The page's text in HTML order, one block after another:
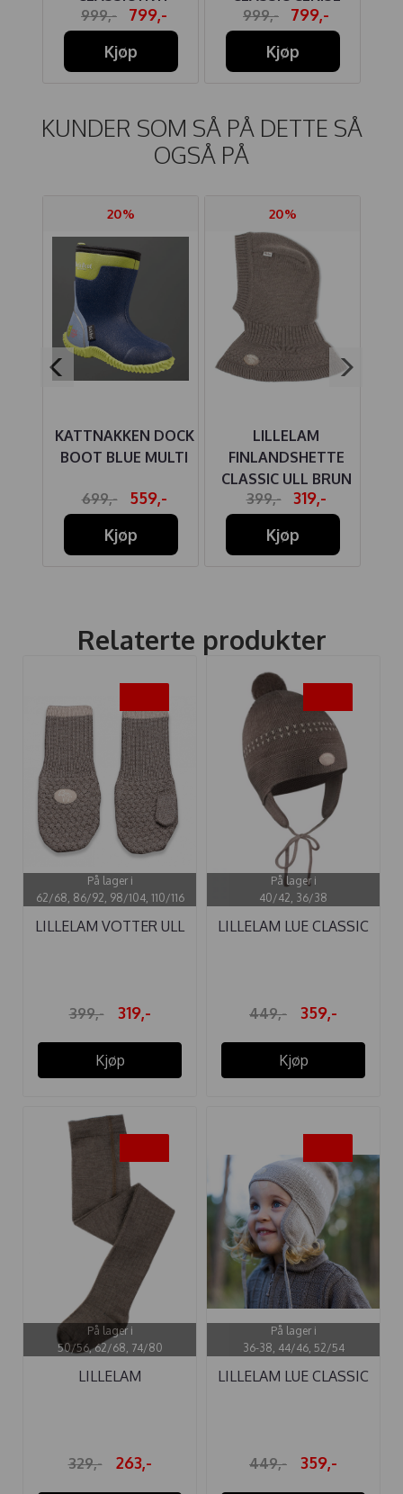
999,-
799,-
Kjøp
999,-
799,-
Kjøp
KUNDER SOM SÅ PÅ DETTE SÅ
OGSÅ PÅ
20%
KATTNAKKEN DOCK
BOOT BLUE MULTI
699,-
559,-
Kjøp
20%
LILLELAM
FINLANDSHETTE
CLASSIC ULL BRUN
399,-
319,-
Kjøp
Relaterte produkter
På lager i
62/68, 86/92, 98/104, 110/116
LILLELAM VOTTER ULL
399,- 319,-
Kjøp
På lager i
40/42, 36/38
LILLELAM LUE CLASSIC
449,- 359,-
Kjøp
På lager i
50/56, 62/68, 74/80
LILLELAM
329,- 263,-
På lager i
36-38, 44/46, 52/54
LILLELAM LUE CLASSIC
449,- 359,-